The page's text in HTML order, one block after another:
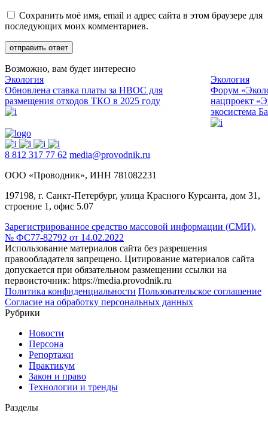
Сохранить моё имя, email и адрес сайта в этом браузере для
последующих моих комментариев.
Возможно, вам будет интересно
Экология
Обновлена ставка платы за НВОС для
размещения отходов ТКО в 2025 году
Экология
Форум
нацпроект
экосистема
8 812 317 77 62 media@provodnik.ru
ООО «Проводник», ИНН 781082231
197198, г. Санкт-Петербург, улица Красного Курсанта, дом 31,
строение 1, офис 5.07
Зарегистрированное средство массовой информации (СМИ),
№ ФС77-82792 от 14.02.2022
Использование материалов сайта без разрешения
правообладателя запрещено. Цитирование материалов сайта
допускается при обязательном размещении ссылки на
первоисточник: https://media.provodnik.ru
Политика конфиденциальности Пользовательское соглашение
Согласие на обработку персональных данных
Рубрики
Новости
Персона
Репортажи
Практикум
Закон и право
Технологии и тренды
Разделы